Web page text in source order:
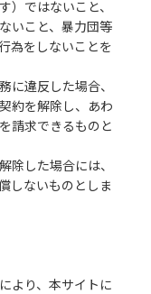
）ではないこと、
いこと、暴力団等
為をしないことを
に違反した場合、
約を解除し、あわ
請求できるものと
除した場合には、
しないものとしま
より、本サイトに